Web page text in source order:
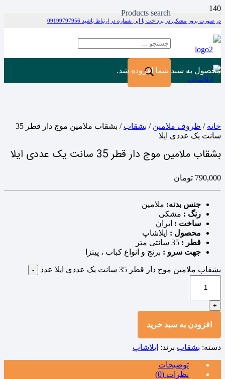
در صورت بروز مشکل در پرداخت با این شماره در ارتباط باشید 09199797956
Products search
محصول به سبد شما افزوده شد.
خانه / ظروف ملامین / بشقاب
/ بشقاب ملامین موج دار قطر 35
سانت یک عددی ایلا
بشقاب ملامین موج دار قطر 35 سانت یک عددی ایلا
790,000 تومان
جنس بدنه: ملامین
رنگ : مشکی
ساخت : ایران
محصول : ایلاشاپ
قطر :
جهت سرو : برنج و انواع کباب ، پیتزا
بشقاب ملامین موج دار قطر 35 سانت یک عددی ایلا عدد -
+
افزودن به سبد خرید
دسته: بشقاب برند: ایلاشاپ
توضیحات
نظرات (0)